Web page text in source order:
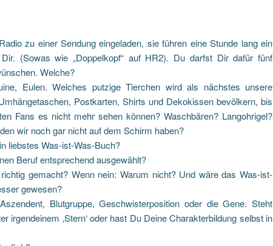
zu einer Sendung eingeladen, sie führen eine Stunde lang ein
(Sowas wie „Doppelkopf“ auf HR2). Du darfst Dir dafür fünf
Welche?
Eulen. Welches putzige Tierchen wird als nächstes unsere
Postkarten, Shirts und Dekokissen bevölkern, bis
Fans es nicht mehr sehen können? Waschbären? Langohrigel?
wir noch gar nicht auf dem Schirm haben?
liebstes Was-ist-Was-Buch?
Beruf entsprechend ausgewählt?
gemacht? Wenn nein: Warum nicht? Und wäre das Was-ist-
gewesen?
Blutgruppe, Geschwisterposition oder die Gene. Steht
irgendeinem ‚Stern‘ oder hast Du Deine Charakterbildung selbst in